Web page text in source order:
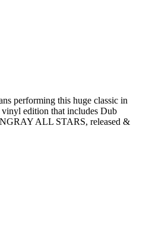
performing this huge classic in
edition that includes Dub
ALL STARS, released &